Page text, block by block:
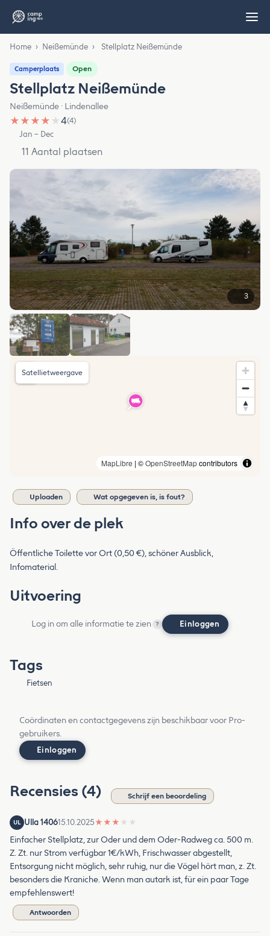
Home › Neißemünde › Stellplatz Neißemünde
Camperplaats Open
Stellplatz Neißemünde
Neißemünde · Lindenallee
★ ★ ★ ★ ★4(4)
Jan – Dec
11 Aantal plaatsen
3
MapLibre | ©OpenStreetMapcontributors
Satellietweergave
Uploaden Wat opgegeven is, is fout?
Info over de plek
Öffentliche Toilette vor Ort (0,50 €), schöner Ausblick,
Infomaterial.
Uitvoering
Log in om alle informatie te zien ? Einloggen
Tags
Fietsen
Coördinaten en contactgegevens zijn beschikbaar voor Pro-
gebruikers.
Einloggen
Recensies (4) Schrijf een beoordeling
UL Ulla 140615.10.2025★ ★ ★ ★ ★
Einfacher Stellplatz, zur Oder und dem Oder-Radweg ca. 500 m.
Z. Zt. nur Strom verfügbar 1€/kWh, Frischwasser abgestellt,
Entsorgung nicht möglich, sehr ruhig, nur die Vögel hört man, z. Zt.
besonders die Kraniche. Wenn man autark ist, für ein paar Tage
empfehlenswert!
Antwoorden